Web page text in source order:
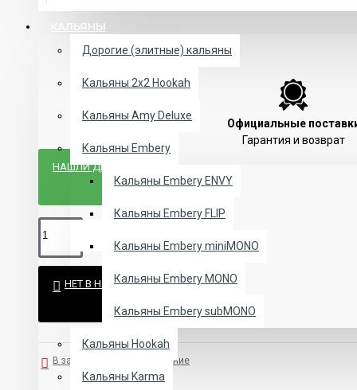
КАЛЬЯНЫ
Дорогие (элитные) кальяны
Кальяны 2х2 Hookah
Кальяны Amy Deluxe
Кальяны Embery
Кальяны Embery ENVY
Кальяны Embery FLIP
Кальяны Embery miniMONO
Кальяны Embery MONO
Кальяны Embery subMONO
Кальяны Hookah
Кальяны Karma
Официальные
Гарантия и возврат
НАШЛИ ДЕШЕВЛЕ?
НЕТ В НАЛИЧИИ
В закладки В сравнение